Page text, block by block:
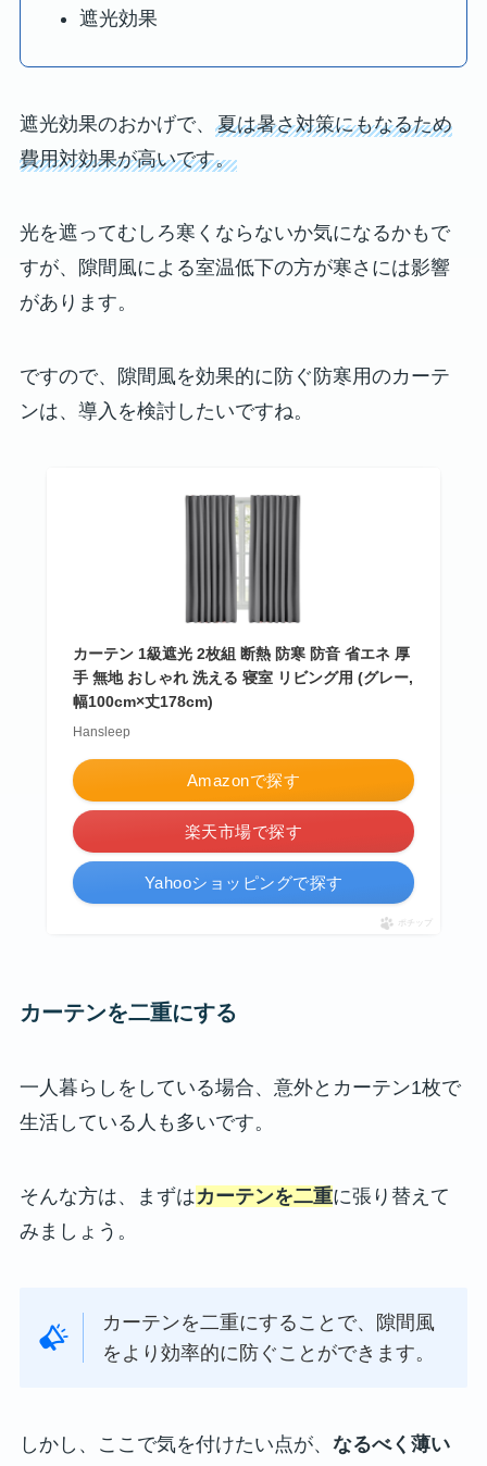
遮光効果
遮光効果のおかげで、 夏は暑さ対策にもなるため
費用対効果が高いです。
光を遮ってむしろ寒くならないか気になるかもで
すが、隙間風による室温低下の方が寒さには影響
があります。
ですので、隙間風を効果的に防ぐ防寒用のカーテ
ンは、導入を検討したいですね。
カーテン 1級遮光 2枚組 断熱 防寒 防音 省エネ 厚
手 無地 おしゃれ 洗える 寝室 リビング用 (グレー,
幅100cm×丈178cm)
Hansleep
Amazonで探す
楽天市場で探す
Yahooショッピングで探す
ポチップ
カーテンを二重にする
一人暮らしをしている場合、意外とカーテン1枚で
生活している人も多いです。
そんな方は、まずはカーテンを二重に張り替えて
みましょう。
カーテンを二重にすることで、隙間風
をより効率的に防ぐことができます。
しかし、ここで気を付けたい点が、 なるべく薄い